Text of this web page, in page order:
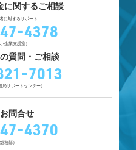
に関するご相談
に対するサポート
4378
企業支援室）
質問・ご相談
7013
局サポートセンター）
問合せ
4370
務部）